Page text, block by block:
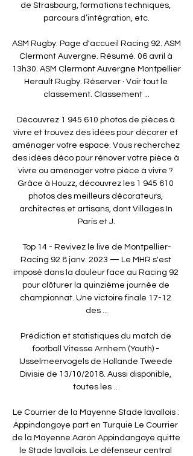
de Strasbourg, formations techniques,
parcours d’intégration, etc.
ASM Rugby: Page d'accueil Racing 92. ASM
Clermont Auvergne. Résumé. 06 avril à
13h30. ASM Clermont Auvergne Montpellier
Herault Rugby. Réserver · Voir tout le
classement. Classement ...
Découvrez 1 945 610 photos de pièces à
vivre et trouvez des idées pour décorer et
aménager votre espace. Vous recherchez
des idées déco pour rénover votre pièce à
vivre ou aménager votre pièce à vivre ?
Grâce à Houzz, découvrez les 1 945 610
photos des meilleurs décorateurs,
architectes et artisans, dont Villages In
Paris et J.
Top 14 - Revivez le live de Montpellier-
Racing 92 8 janv. 2023 — Le MHR s'est
imposé dans la douleur face au Racing 92
pour clôturer la quinzième journée de
championnat. Une victoire finale 17-12
des ...
Prédiction et statistiques du match de
football Vitesse Arnhem (Youth) -
IJsselmeervogels de Hollande Tweede
Divisie de 13/10/2018. Aussi disponible,
toutes les …
Le Courrier de la Mayenne Stade lavallois :
Appindangoye part en Turquie Le Courrier
de la Mayenne Aaron Appindangoye quitte
le Stade lavallois. Le défenseur central